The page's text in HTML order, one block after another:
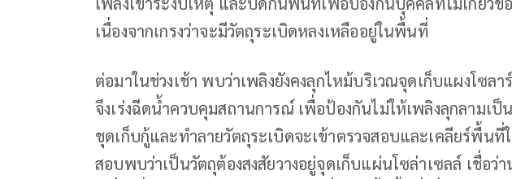
เนื่องจากเกรงว่าจะมีวัตถุระเบิดหลงเหลืออยู่ในพื้นที่
ต่อมาในช่วงเช้า พบว่าเพลิงยังคงลุกไหม้บริเวณจุดเก็บแผงโซล
จึงเร่งฉีดน้ำควบคุมสถานการณ์ เพื่อป้องกันไม่ให้เพลิงลุกลามเป็
ชุดเก็บกู้และทำลายวัตถุระเบิดจะเข้าตรวจสอบและเคลียร์พื้นที่
สอบพบว่าเป็นวัตถุต้องสงสัยวางอยู่จุดเก็บแผ่นโซล่าเซลล์ เชื่อว่